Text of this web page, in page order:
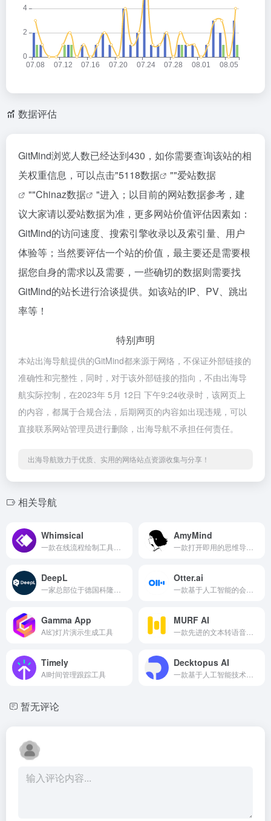
数据评估
GitMind浏览人数已经达到430，如你需要查询该站的相
关权重信息，可以点击"5118数据 ""爱站数据
""Chinaz数据
"进入；以目前的网站数据参考，建
议大家请以爱站数据为准，更多网站价值评估因素如：
GitMind的访问速度、搜索引擎收录以及索引量、用户
体验等；当然要评估一个站的价值，最主要还是需要根
据您自身的需求以及需要，一些确切的数据则需要找
GitMind的站长进行洽谈提供。如该站的IP、PV、跳出
率等！
特别声明
本站出海导航提供的GitMind都来源于网络，不保证外部链接的
准确性和完整性，同时，对于该外部链接的指向，不由出海导
航实际控制，在2023年 5月 12日 下午9:24收录时，该网页上
的内容，都属于合规合法，后期网页的内容如出现违规，可以
直接联系网站管理员进行删除，出海导航不承担任何责任。
出海导航致力于优质、实用的网络站点资源收集与分享！
相关导航
Whimsical AmyMind
DeepL Otter.ai
Gamma App
AI幻灯片演示生成工具
MURF AI
Timely
AI时间管理跟踪工具
Decktopus AI
暂无评论